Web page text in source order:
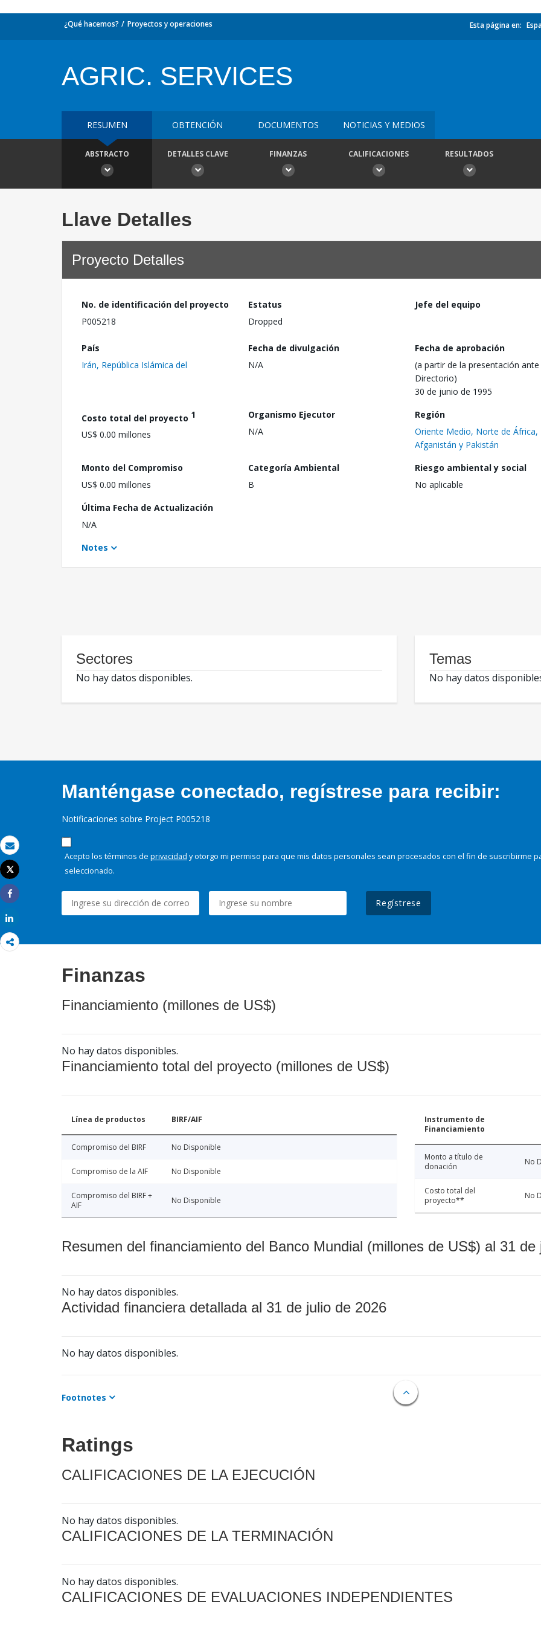
Correo electrónico
Imprimir
Tweet
Share
¿Qué hacemos? Proyectos y operaciones Esta página en:
AGRIC. SERVICES
RESUMEN OBTENCIÓN DOCUMENTOS NOTICIAS Y MEDIOS
ABSTRACTO DETALLES CLAVE FINANZAS CALIFICACIONES RESULTADOS
Llave Detalles
Proyecto Detalles
No. de identificación del proyecto
P005218
Estatus
Dropped
Jefe del equipo
País
Irán, República Islámica del
Fecha de divulgación
N/A
Fecha de aprobación
(a partir de la presentación ante
Directorio)
30 de junio de 1995
Costo total del proyecto 1
US$ 0.00 millones
Organismo Ejecutor
N/A
Región
Oriente Medio, Norte de África,
Afganistán y Pakistán
Monto del Compromiso
US$ 0.00 millones
Categoría Ambiental
B
Riesgo ambiental y social
No aplicable
Última Fecha de Actualización
N/A
Notes
Sectores
No hay datos disponibles.
Temas
No hay datos
Manténgase conectado, regístrese para recibir:
Notificaciones sobre Project P005218
Acepto los términos de privacidad y otorgo mi permiso para que mis datos personales sean procesados con el fin de suscribirme
seleccionado.
Regístrese
Finanzas
Financiamiento (millones de US$)
No hay datos disponibles.
Financiamiento total del proyecto (millones de US$)
Línea de productos BIRF/AIF
Compromiso del BIRF No Disponible
Compromiso de la AIF No Disponible
Compromiso del BIRF +
AIF
No Disponible
Instrumento de
Financiamiento
Monto a título de
donación
No
Costo total del
proyecto**
No
Resumen del financiamiento del Banco Mundial (millones de US$) al 31 de
No hay datos disponibles.
Actividad financiera detallada al 31 de julio de 2026
No hay datos disponibles.
Footnotes
Ratings
CALIFICACIONES DE LA EJECUCIÓN
No hay datos disponibles.
CALIFICACIONES DE LA TERMINACIÓN
No hay datos disponibles.
CALIFICACIONES DE EVALUACIONES INDEPENDIENTES